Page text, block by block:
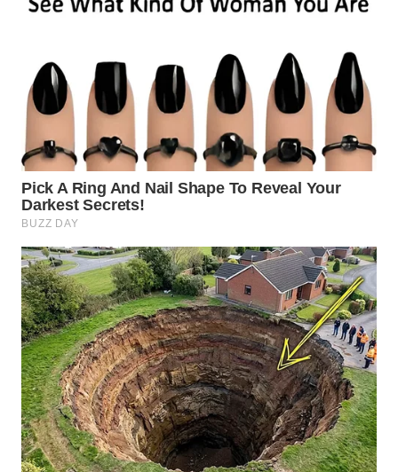
TENGAH
SERDANG
WN
TEBING
TINGGI
WN
PAKPAK
WN
KARAWANG
WN
BEKASI
WN
BOGOR
WN